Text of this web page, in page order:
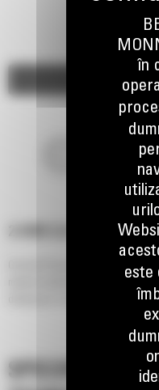
2.9 M3 (3.8 YD3), PIN ON
General Purpose Performance
dumping in a wide variety of
SPECIFICATII
în
este